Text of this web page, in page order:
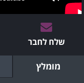
שלח לחבר
מומלץ